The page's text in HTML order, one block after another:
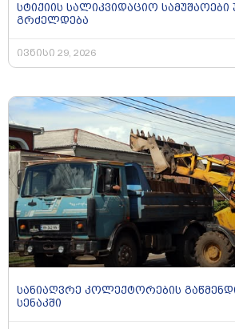
სტიქიის სალიკვიდაციო სამუშაოები
გრძელდება
ივნისი 29, 2026
სანიაღვრე კოლექტორების
სენაკში